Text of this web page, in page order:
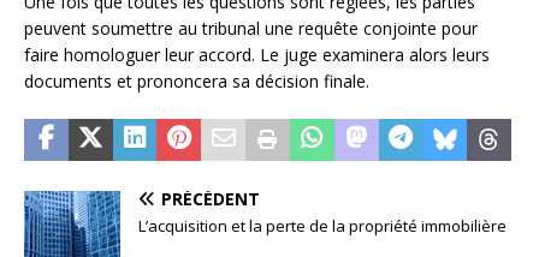
peuvent soumettre au tribunal une requête conjointe pour
faire homologuer leur accord. Le juge examinera alors leurs
documents et prononcera sa décision finale.
PRÉCÉDENT
L’acquisition et la perte de la propriété immobilière